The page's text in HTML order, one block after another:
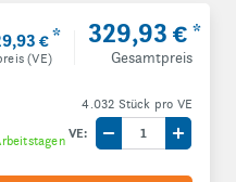
€*
(VE)
329,93 € *
Gesamtpreis
4.032 Stück pro VE
VE:
Menge um eine
Menge